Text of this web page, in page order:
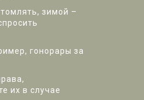
зимой –
гонорары за
их в случае